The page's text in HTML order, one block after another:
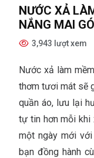
NƯỚC XẢ
NẮNG MAI
3,943 lượt xem
Nước xả làm
thơm tươi mát sẽ
quần áo, lưu lại
tự tin hơn mỗi khi
một ngày mới
bạn đồng hành